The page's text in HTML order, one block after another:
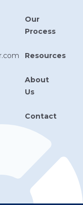
Our
Process
Resources
About
Us
Contact